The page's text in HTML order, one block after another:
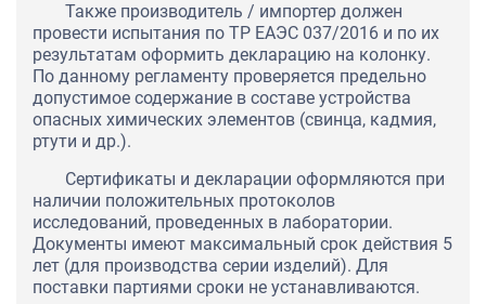
Также производитель / импортер должен
провести испытания по ТР ЕАЭС 037/2016 и по их
результатам оформить декларацию на колонку.
По данному регламенту проверяется предельно
допустимое содержание в составе устройства
опасных химических элементов (свинца, кадмия,
ртути и др.).
Сертификаты и декларации оформляются при
наличии положительных протоколов
исследований, проведенных в лаборатории.
Документы имеют максимальный срок действия 5
лет (для производства серии изделий). Для
поставки партиями сроки не устанавливаются.